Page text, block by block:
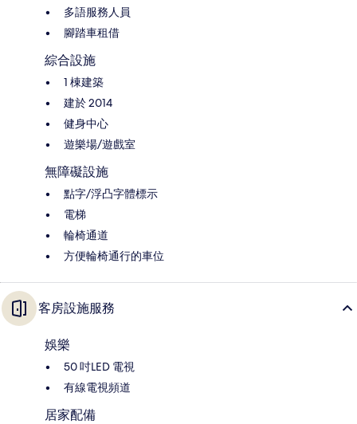
多語服務人員
腳踏車租借
綜合設施
1 棟建築
建於 2014
健身中心
遊樂場/遊戲室
無障礙設施
點字/浮凸字體標示
電梯
輪椅通道
方便輪椅通行的車位
客房設施服務
娛樂
50 吋LED 電視
有線電視頻道
居家配備